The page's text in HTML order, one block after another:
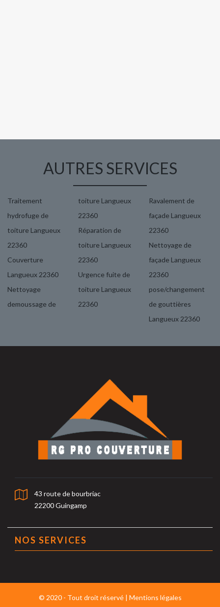
AUTRES SERVICES
Traitement
hydrofuge de
toiture Langueux
22360
Couverture
Langueux 22360
Nettoyage
demoussage de
toiture Langueux
22360
Réparation de
toiture Langueux
22360
Urgence fuite de
toiture Langueux
22360
Ravalement de
façade Langueux
22360
Nettoyage de
façade Langueux
22360
pose/changement
de gouttières
Langueux 22360
43 route de bourbriac
22200 Guingamp
NOS SERVICES
© 2020 - Tout droit réservé | Mentions légales